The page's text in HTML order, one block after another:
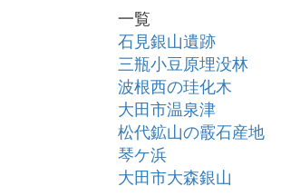
一覧
石見銀山遺跡
三瓶小豆原埋没林
波根西の珪化木
大田市温泉津
松代鉱山の霰石産地
琴ケ浜
大田市大森銀山